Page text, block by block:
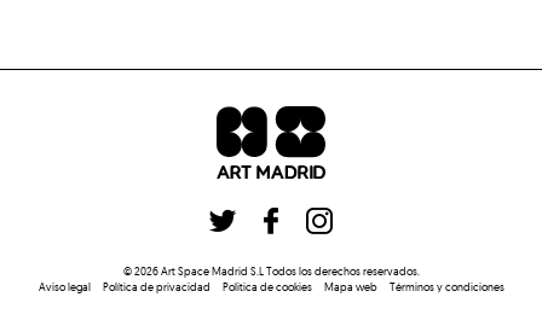
©2026Art Space Madrid S.L Todos los derechos reservados.
Aviso legal
Política de privacidad Politica de cookies Mapa web Términos y condiciones